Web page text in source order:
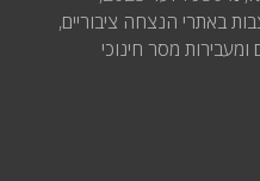
באתרי הנצחה ציבוריים,
מסר חינוכי